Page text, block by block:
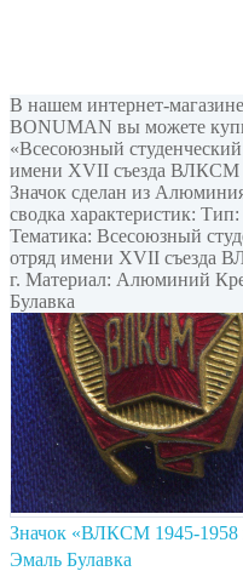
В нашем интернет-магазине
BONUMAN вы можете
«Всесоюзный
имени XVII съезда ВЛКСМ
Значок сделан из
сводка характеристик: Тип:
Тематика: Всесоюзный
отряд имени XVII съезда
г. Материал: Алюминий
Булавка
Значок «ВЛКСМ 1945-1958
Эмаль Булавка